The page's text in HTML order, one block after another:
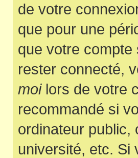
de votre
que pour une
que votre compte
rester connecté,
moilors de votre
recommandé si
ordinateur public,
université, etc. Si